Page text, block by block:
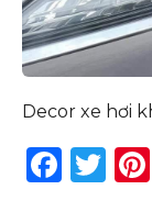
Decor xe hơi
F
T